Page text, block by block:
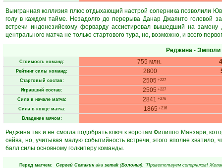
Выигранная коллизия плюс отдыхающий настрой соперника позволили
голу в каждом тайме. Незадолго до перерыва Данар Джаянто головой
встречи индонезийскому форварду ассистировал вышедший на
центрального матча не только стартового тура, но, возможно, и всего
Реджина- Эмполи
Стоимость команд: 755 млн.
Рейтинг силы команд: 2800
Стартовый состав: 2505 +227
Игравший состав: 2505 +227
Сила в начале матча: 2841 +276
Сила в конце матча: 1865 +216
Владение мячом:
Реджина так и не смогла подобрать ключ к воротам Филиппо Манзари,
сейва, но, учитывая малую событийность встречи, этого вполне хватило,
балл силы основному голкиперу команды.
Перед матчем: Сергей Семакин aka semak (Болонья): "Приветствуем соперников!